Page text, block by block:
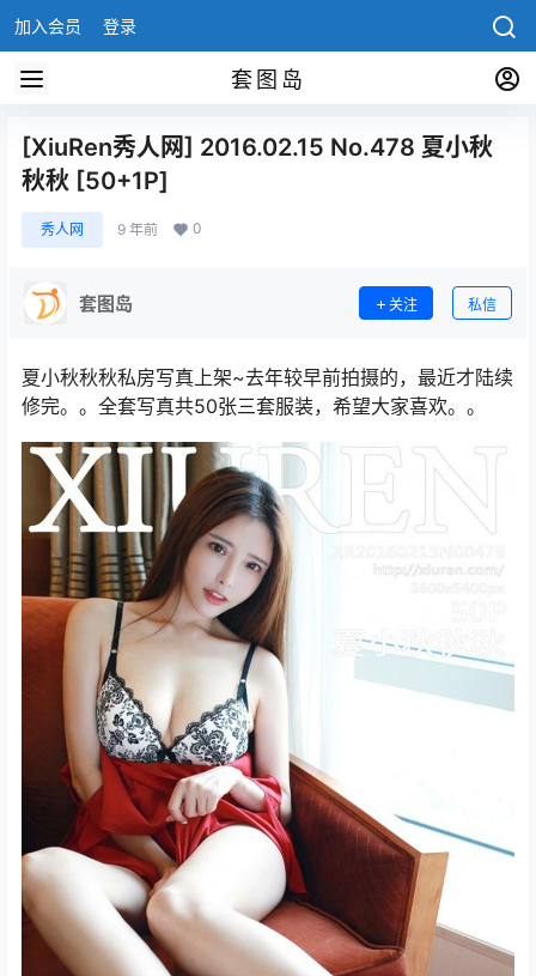
加入会员 登录
套图岛
[XiuRen秀人网] 2016.02.15 No.478 夏小秋
秋秋 [50+1P]
秀人网 9 年前 0
套图岛 关注 私信
夏小秋秋秋私房写真上架~去年较早前拍摄的，最近才陆续
修完。。全套写真共50张三套服装，希望大家喜欢。。